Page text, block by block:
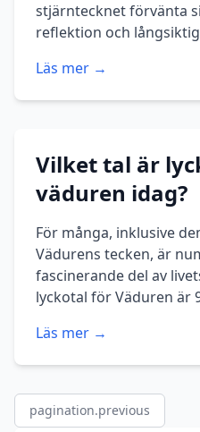
stjärntecknet förvänta
reflektion och
Läs mer →
Vilket tal är
väduren idag?
För många, inklusive
Vädurens tecken, är
fascinerande del av
lyckotal för Väduren är
Läs mer →
pagination.previous